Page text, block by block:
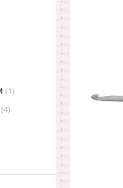
(1)
(4)